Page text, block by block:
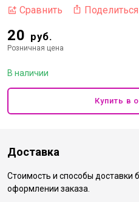
Сравнить Поделиться
20 руб.
Розничная цена
В наличии
Купить в
Доставка
Стоимость и способы доставки
оформлении заказа.